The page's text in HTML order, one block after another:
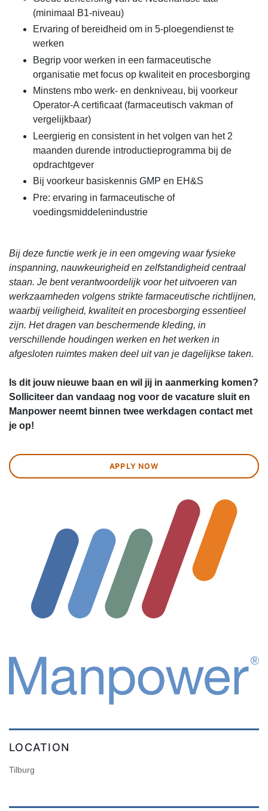
(minimaal B1-niveau)
Ervaring of bereidheid om in 5-ploegendienst te
werken
Begrip voor werken in een farmaceutische
organisatie met focus op kwaliteit en procesborging
Minstens mbo werk- en denkniveau, bij voorkeur
Operator-A certificaat (farmaceutisch vakman of
vergelijkbaar)
Leergierig en consistent in het volgen van het 2
maanden durende introductieprogramma bij de
opdrachtgever
Bij voorkeur basiskennis GMP en EH&S
Pre: ervaring in farmaceutische of
voedingsmiddelenindustrie
Bij deze functie werk je in een omgeving waar fysieke
inspanning, nauwkeurigheid en zelfstandigheid centraal
staan. Je bent verantwoordelijk voor het uitvoeren van
werkzaamheden volgens strikte farmaceutische richtlijnen,
waarbij veiligheid, kwaliteit en procesborging essentieel
zijn. Het dragen van beschermende kleding, in
verschillende houdingen werken en het werken in
afgesloten ruimtes maken deel uit van je dagelijkse taken.
Is dit jouw nieuwe baan en wil jij in aanmerking komen?
Solliciteer dan vandaag nog voor de vacature sluit en
Manpower neemt binnen twee werkdagen contact met
je op!
APPLY NOW
LOCATION
Tilburg